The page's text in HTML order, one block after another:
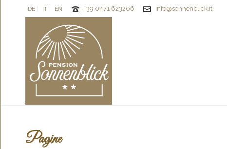
DE IT EN +39 0471 623206 info@sonnenblick.it
Pagine